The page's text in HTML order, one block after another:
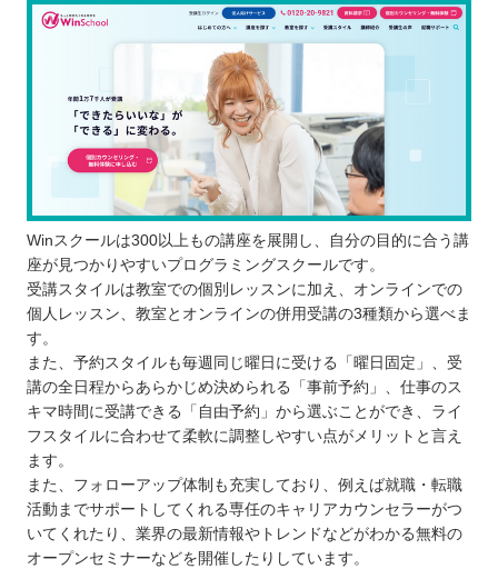
Winスクールは300以上もの講座を展開し、自分の目的に合う講
座が見つかりやすいプログラミングスクールです。
受講スタイルは教室での個別レッスンに加え、オンラインでの
個人レッスン、教室とオンラインの併用受講の3種類から選べま
す。
また、予約スタイルも毎週同じ曜日に受ける「曜日固定」、受
講の全日程からあらかじめ決められる「事前予約」、仕事のス
キマ時間に受講できる「自由予約」から選ぶことができ、ライ
フスタイルに合わせて柔軟に調整しやすい点がメリットと言え
ます。
また、フォローアップ体制も充実しており、例えば就職・転職
活動までサポートしてくれる専任のキャリアカウンセラーがつ
いてくれたり、業界の最新情報やトレンドなどがわかる無料の
オープンセミナーなどを開催したりしています。